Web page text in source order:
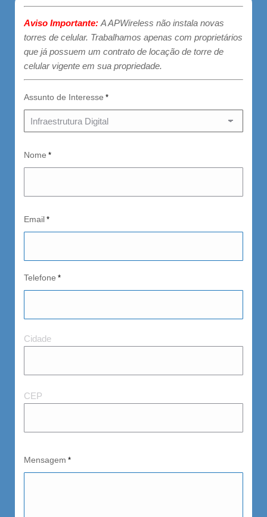
Aviso Importante: A APWireless não instala novas
torres de celular. Trabalhamos apenas com proprietários
que já possuem um contrato de locação de torre de
celular vigente em sua propriedade.
Assunto de Interesse *
Nome *
Email *
Telefone *
Cidad
Cidade
CEP
Mensagem *